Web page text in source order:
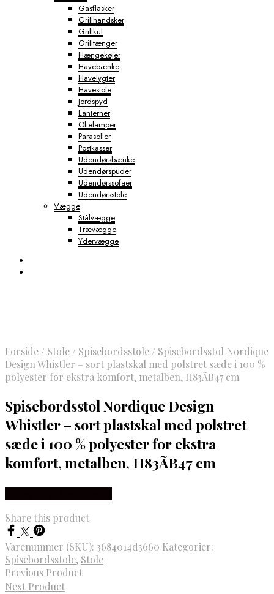
Gasflasker
Grillhandsker
Grillkul
Grilltænger
Hængekøjer
Havebænke
Havelygter
Havestole
Jordspyd
Lanterner
Olielamper
Parasoller
Postkasser
Udendørsbænke
Udendørspuder
Udendørssofaer
Udendørsstole
Vægge
Stålvægge
Trævægge
Ydervægge
Forside / Stole / Spisebordsstole / Spisebordsstol Nordique
Design Whistler – sort plastskal med polstret sæde i 100 %
polyester for ekstra komfort, metalben, H83ÃB47 cm
Spisebordsstol Nordique Design
Whistler – sort plastskal med polstret
sæde i 100 % polyester for ekstra
komfort, metalben, H83ÃB47 cm
Share this product
Varenummer (SKU): 3684014d3660 Kategorier:
Spisebordsstole, Stole
Previous Product
Next Product